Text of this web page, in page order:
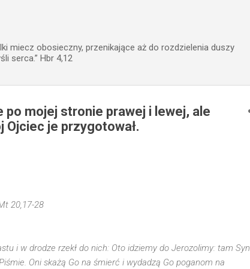
miecz obosieczny, przenikające aż do rozdzielenia duszy
serca.” Hbr 4,12
po mojej stronie prawej i lewej, ale
Ojciec je przygotował.
20,17-28
i w drodze rzekł do nich: Oto idziemy do Jerozolimy: tam Syn
Oni skażą Go na śmierć i wydadzą Go poganom na